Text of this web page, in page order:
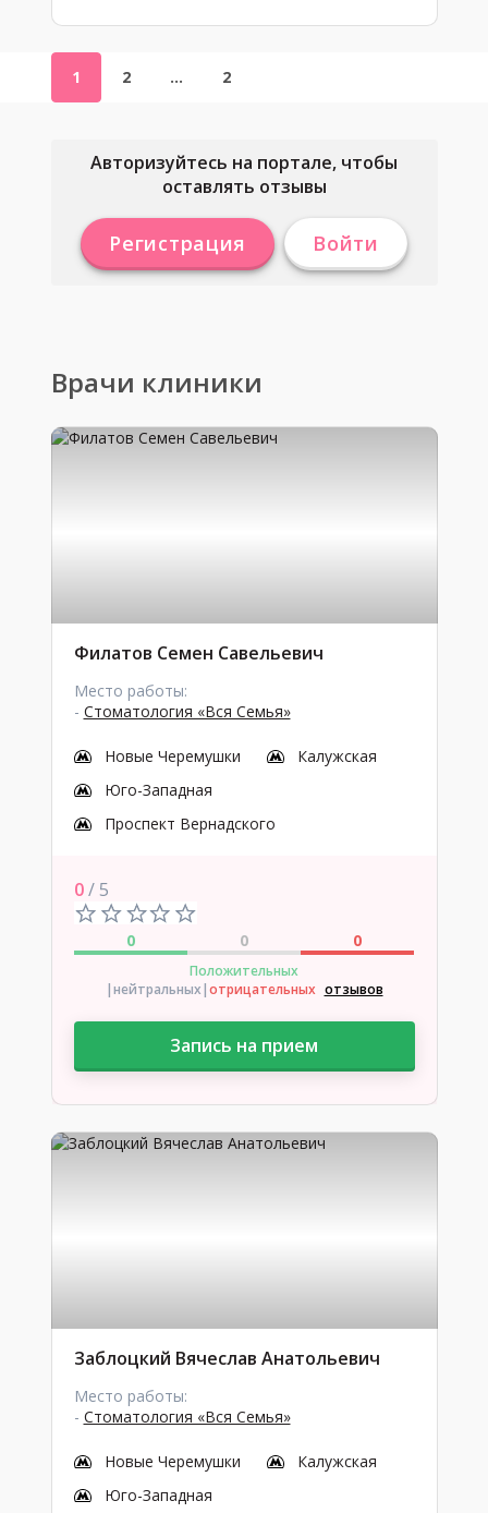
1 2 … 2
Авторизуйтесь на портале, чтобы
оставлять отзывы
Регистрация Войти
Врачи клиники
Филатов Семен Савельевич
Место работы:
- Стоматология «Вся Семья»
Новые Черемушки
Калужская
Юго-Западная
Проспект Вернадского
0/ 5
0 0 0
Положительных
|нейтральных|отрицательных отзывов
Запись на прием
Заблоцкий Вячеслав Анатольевич
Место работы:
- Стоматология «Вся Семья»
Новые Черемушки
Калужская
Юго-Западная